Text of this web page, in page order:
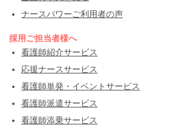
ナースパワーご利用者の声
採用ご担当者様へ
看護師紹介サービス
応援ナースサービス
看護師単発・イベントサービス
看護師派遣サービス
看護師添乗サービス